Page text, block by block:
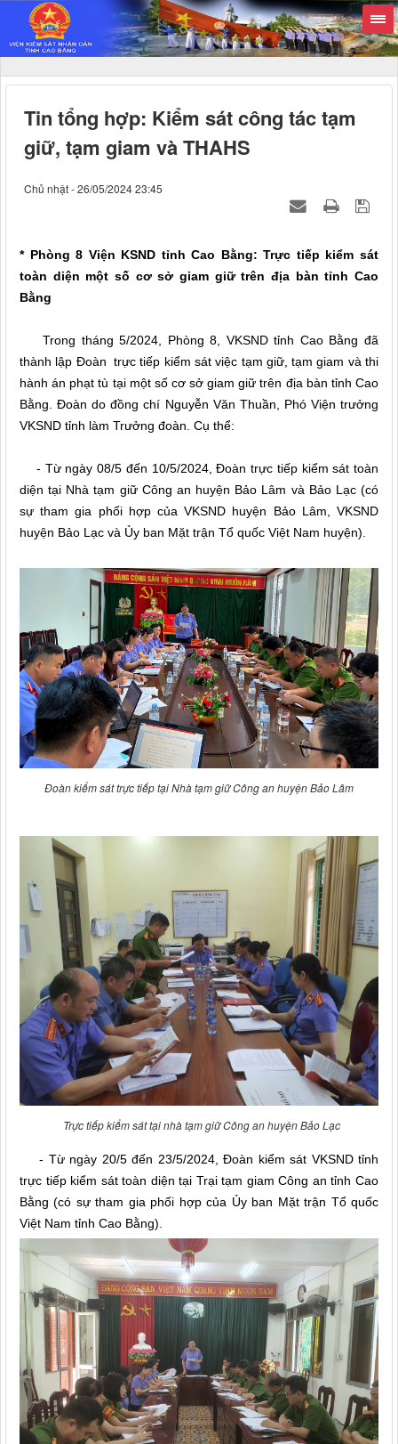
Tin tổng hợp: Kiểm sát công tác tạm
giữ, tạm giam và THAHS
Chủ nhật - 26/05/2024 23:45
* Phòng 8 Viện KSND tỉnh Cao Bằng: Trực tiếp kiểm sát
toàn diện một số cơ sở giam giữ trên địa bàn tỉnh Cao
Bằng
Trong tháng 5/2024, Phòng 8, VKSND tỉnh Cao Bằng đã
thành lập Đoàn trực tiếp kiểm sát việc tạm giữ, tạm giam và thi
hành án phạt tù tại một số cơ sở giam giữ trên địa bàn tỉnh Cao
Bằng. Đoàn do đồng chí Nguyễn Văn Thuần, Phó Viện trưởng
VKSND tỉnh làm Trưởng đoàn. Cụ thể:
- Từ ngày 08/5 đến 10/5/2024, Đoàn trực tiếp kiểm sát toàn
diện tại Nhà tạm giữ Công an huyện Bảo Lâm và Bảo Lạc (có
sự tham gia phối hợp của VKSND huyện Bảo Lâm, VKSND
huyện Bảo Lạc và Ủy ban Mặt trận Tổ quốc Việt Nam huyện).
Đoàn kiểm sát trực tiếp tại Nhà tạm giữ Công an huyện Bảo Lâm
Trực tiếp kiểm sát tại nhà tạm giữ Công an huyện Bảo Lạc
- Từ ngày 20/5 đến 23/5/2024, Đoàn kiểm sát VKSND tỉnh
trực tiếp kiểm sát toàn diện tại Trại tạm giam Công an tỉnh Cao
Bằng (có sự tham gia phối hợp của Ủy ban Mặt trận Tổ quốc
Việt Nam tỉnh Cao Bằng).